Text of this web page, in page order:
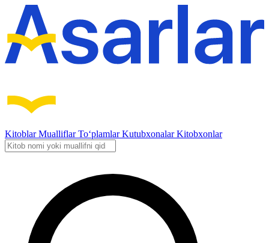
KitoblarMualliflarTo‘plamlarKutubxonalarKitobxonlar